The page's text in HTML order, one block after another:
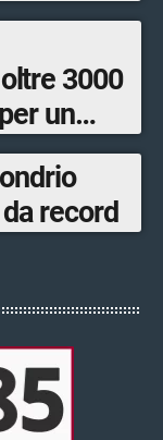
3000
un
da record